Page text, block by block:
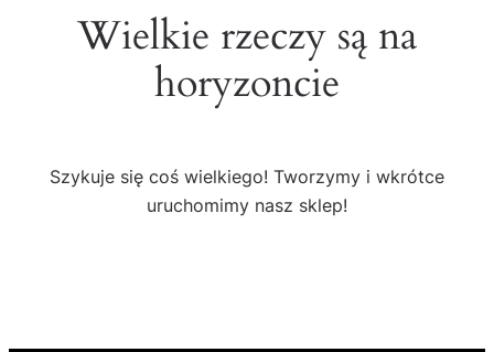
Wielkie rzeczy są na
horyzoncie
Szykuje się coś wielkiego! Tworzymy i wkrótce
uruchomimy nasz sklep!